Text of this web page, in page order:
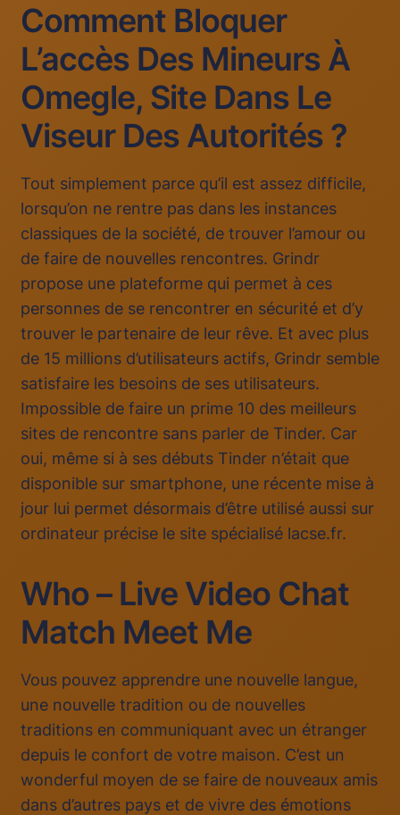
Comment Bloquer
L’accès Des Mineurs À
Omegle, Site Dans Le
Viseur Des Autorités ?
Tout simplement parce qu’il est assez difficile,
lorsqu’on ne rentre pas dans les instances
classiques de la société, de trouver l’amour ou
de faire de nouvelles rencontres. Grindr
propose une plateforme qui permet à ces
personnes de se rencontrer en sécurité et d’y
trouver le partenaire de leur rêve. Et avec plus
de 15 millions d’utilisateurs actifs, Grindr semble
satisfaire les besoins de ses utilisateurs.
Impossible de faire un prime 10 des meilleurs
sites de rencontre sans parler de Tinder. Car
oui, même si à ses débuts Tinder n’était que
disponible sur smartphone, une récente mise à
jour lui permet désormais d’être utilisé aussi sur
ordinateur précise le site spécialisé lacse.fr.
Who – Live Video Chat
Match Meet Me
Vous pouvez apprendre une nouvelle langue,
une nouvelle tradition ou de nouvelles
traditions en communiquant avec un étranger
depuis le confort de votre maison. C’est un
wonderful moyen de se faire de nouveaux amis
dans d’autres pays et de vivre des émotions